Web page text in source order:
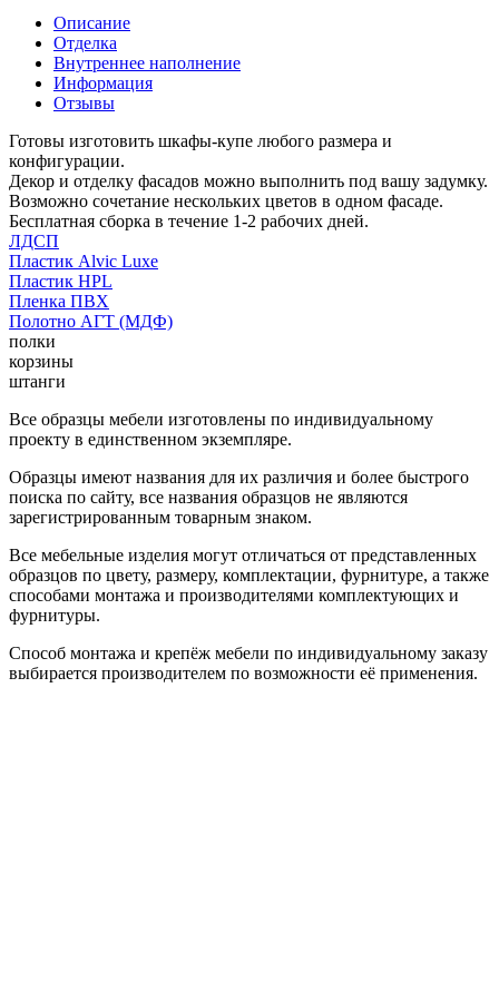
Описание
Отделка
Внутреннее наполнение
Информация
Отзывы
Готовы изготовить шкафы-купе любого размера и
конфигурации.
Декор и отделку фасадов можно выполнить под вашу задумку.
Возможно сочетание нескольких цветов в одном фасаде.
Бесплатная сборка в течение 1-2 рабочих дней.
ЛДСП
Пластик Alvic Luxe
Пластик HPL
Пленка ПВХ
Полотно АГТ (МДФ)
полки
корзины
штанги
Все образцы мебели изготовлены по индивидуальному
проекту в единственном экземпляре.
Образцы имеют названия для их различия и более быстрого
поиска по сайту, все названия образцов не являются
зарегистрированным товарным знаком.
Все мебельные изделия могут отличаться от представленных
образцов по цвету, размеру, комплектации, фурнитуре, а также
способами монтажа и производителями комплектующих и
фурнитуры.
Способ монтажа и крепёж мебели по индивидуальному заказу
выбирается производителем по возможности её применения.